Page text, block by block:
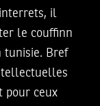
il
le couffinn
tunisie. Bref
pour ceux